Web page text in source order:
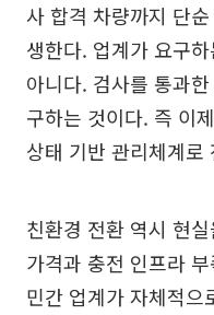
사 합격 차량까지 단
생한다. 업계가 요구
아니다. 검사를 통과
구하는 것이다. 즉 이
상태 기반 관리체계로
친환경 전환 역시 현
가격과 충전 인프라
민간 업계가 자체적으